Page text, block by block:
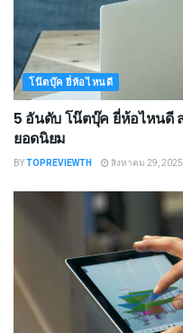
โน๊ตบุ๊ค ยี่ห้อไหนดี
5 อันดับ โน๊ตบุ๊ค ยี่ห้อไหนดี
ยอดนิยม
BYTOPREVIEWTH สิงหาคม 29, 2025